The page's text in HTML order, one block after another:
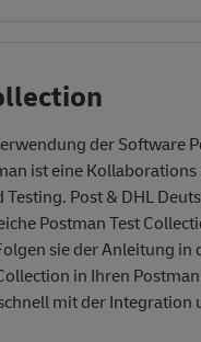
der Software
ist eine
Post & DHL
Postman Test
sie der Anleitung in
in Ihren
mit der Integration